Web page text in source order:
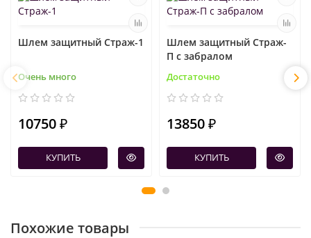
Шлем защитный Страж-1
Очень много
10750 ₽
КУПИТЬ
Шлем защитный Страж-
П с забралом
Достаточно
13850 ₽
КУПИТЬ
Похожие товары